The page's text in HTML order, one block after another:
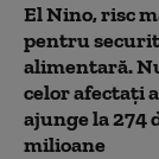
El Nino, risc
pentru
alimentară.
celor afectați
ajunge la 274
milioane